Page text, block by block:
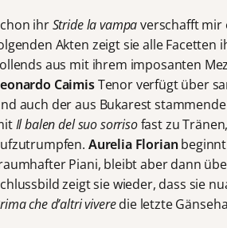
ihrStride la vampaverschafft mir
Akten zeigt sie alle
aus mit ihrem imposanten
CaimisTenor verfügt über
auch der aus Bukarest
Il balen del suo sorrisofast zu
Aurelia Florianbeginnt
Piani, bleibt aber dann
zeigt sie wieder, dass sie
che d’altri viveredie letzte